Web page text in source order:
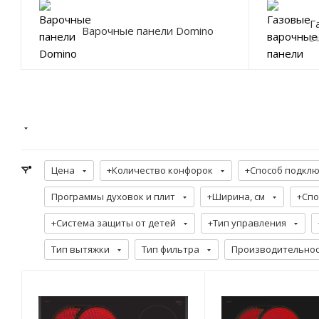
Варочные панели Domino
Цена +Количество конфорок +Способ
Программы духовок и плит +Ширина, см
+Система защиты от детей +Тип управления
Тип вытяжки Тип фильтра